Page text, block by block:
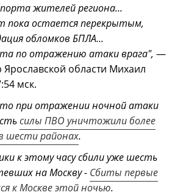
жителей региона...
пока остается перекрытым,
обломков БПЛА...
по отражению атаки врага", —
Ярославской области Михаил
мск.
при отражении ночной атаки
силы ПВО уничтожили более
шести районах.
к этому часу сбили уже шесть
на Москву - Сбиты первые
к Москве этой ночью.